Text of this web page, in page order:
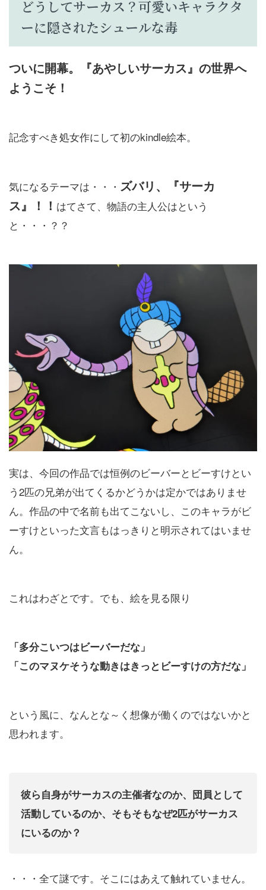
どうしてサーカス？可愛いキャラクタ
ーに隠されたシュールな毒
ついに開幕。『あやしいサーカス』の世界へ
ようこそ！
記念すべき処女作にして初のkindle絵本。
気になるテーマは・・・ ズバリ、『サーカ
ス』！！ はてさて、物語の主人公はという
と・・・？？
実は、今回の作品では恒例のビーバーとビーすけとい
う2匹の兄弟が出てくるかどうかは定かではありませ
ん。作品の中で名前も出てこないし、このキャラがビ
ーすけといった文言もはっきりと明示されてはいませ
ん。
これはわざとです。でも、絵を見る限り
「多分こいつはビーバーだな」
「このマヌケそうな動きはきっとビーすけの方だな」
という風に、なんとな～く想像が働くのではないかと
思われます。
彼ら自身がサーカスの主催者なのか、団員として
活動しているのか、そもそもなぜ2匹がサーカス
にいるのか？
・・・全て謎です。そこにはあえて触れていません。